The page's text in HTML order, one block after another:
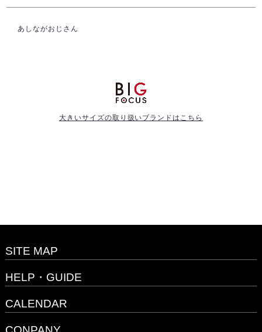
あしながおじさん
大きいサイズの取り扱いブランドはこちら
SITE MAP
HELP・GUIDE
CALENDAR